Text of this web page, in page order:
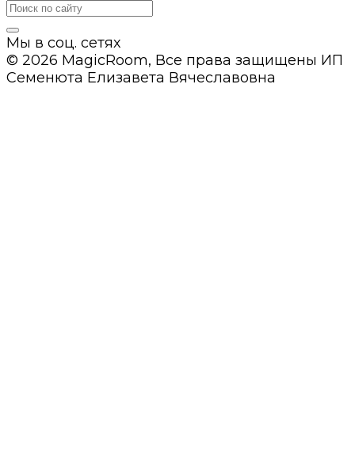
Мы в соц. сетях
© 2026 MagicRoom, Все права защищены ИП
Семенюта Елизавета Вячеславовна